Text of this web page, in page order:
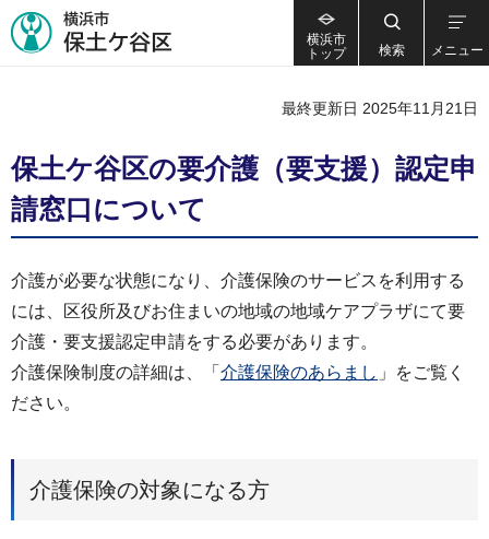
横浜市
トップ
検索 メニュー
最終更新日 2025年11月21日
保土ケ谷区の要介護（要支援）認定申
請窓口について
介護が必要な状態になり、介護保険のサービスを利用する
には、区役所及びお住まいの地域の地域ケアプラザにて要
介護・要支援認定申請をする必要があります。
介護保険制度の詳細は、「 介護保険のあらまし 」をご覧く
ださい。
介護保険の対象になる方